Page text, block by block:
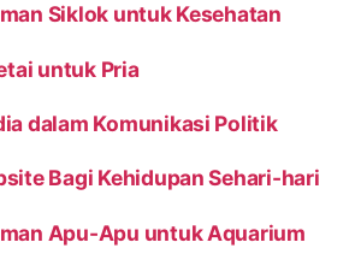
Siklok untuk Kesehatan
untuk Pria
dalam Komunikasi Politik
Bagi Kehidupan Sehari-hari
Apu-Apu untuk Aquarium